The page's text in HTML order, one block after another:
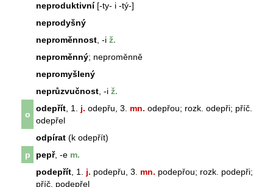
neproduktivní[-ty- i -tý-]
neprodyšný
neproměnnost , -i ž.
neproměnný; neproměnně
nepromyšlený
neprůzvučnost , -i ž.
o
odepřít , 1. j. odepřu, 3. mn. odepřou; rozk. odepři; příč.
odepřel
odpírat (k odepřít)
p
pepř, -e m.
podepřít , 1. j. podepřu, 3. mn. podepřou; rozk. podepři;
příč. podepřel